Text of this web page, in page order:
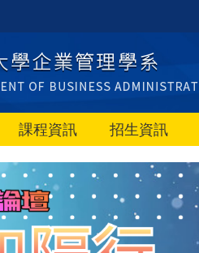
課程資訊 招生資訊